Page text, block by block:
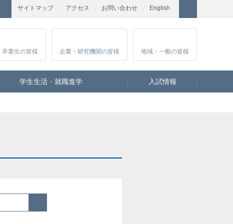
サイトマップ アクセス お問い合わせ English
卒業生の皆様 企業・研究機関の皆様 地域・一般の皆様
学生生活・就職進学 入試情報